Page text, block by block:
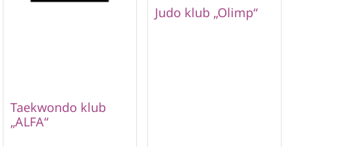
Taekwondo klub
„ALFA“
Judo klub „Olimp“